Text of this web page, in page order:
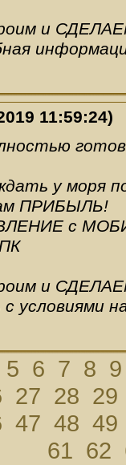
и
11:59:24)
у моря
ПРИБЫЛЬ!
с
и
условиями
5 6 7 8 9
27 28 29
47 48 49
61 62